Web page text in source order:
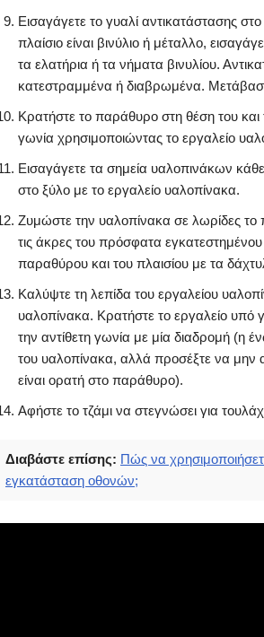
Εισαγάγετε το γυαλί αντικατάστασης
πλαίσιο είναι βινύλιο ή μέταλλο,
τα ελατήρια ή τα νήματα βινυλίου.
κατεστραμμένα ή διαβρωμένα.
Κρατήστε το παράθυρο στη θέση του
γωνία χρησιμοποιώντας το εργαλείο
Εισαγάγετε τα σημεία υαλοπινάκων
στο ξύλο με το εργαλείο υαλοπίνακα.
Ζυμώστε την υαλοπίνακα σε λωρίδες
τις άκρες του πρόσφατα
παραθύρου και του πλαισίου με τα
Καλύψτε τη λεπίδα του εργαλείου
υαλοπίνακα. Κρατήστε το εργαλείο υπό
την αντίθετη γωνία με μία διαδρομή (η
του υαλοπίνακα, αλλά προσέξτε να
είναι ορατή στο παράθυρο).
Αφήστε το τζάμι να στεγνώσει για
Διαβάστε επίσης: Πώς να
εγκατάσταση οθονών;